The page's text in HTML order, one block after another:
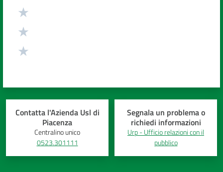
Contatta l'Azienda Usl di
Piacenza
Centralino unico
0523.301111
Segnala un problema o
richiedi informazioni
Urp - Ufficio relazioni con il
pubblico